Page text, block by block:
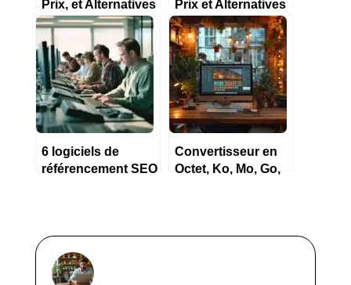
Prix, et Alternatives
2023
Prix et Alternatives
2023
6 logiciels de
référencement SEO
Convertisseur en
Octet, Ko, Mo, Go,